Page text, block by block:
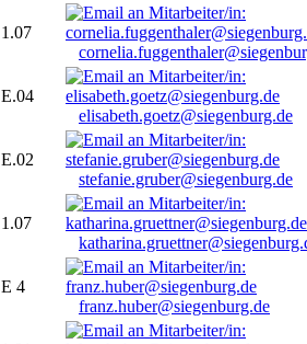
1.07
E.04
elisabeth.goetz@siegenburg.de
E.02
stefanie.gruber@siegenburg.de
1.07
E 4
franz.huber@siegenburg.de